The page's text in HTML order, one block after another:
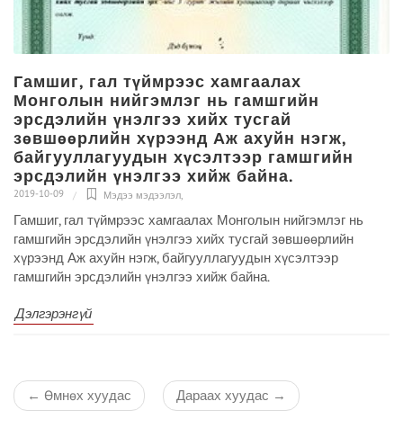
Гамшиг, гал түймрээс хамгаалах
Монголын нийгэмлэг нь гамшгийн
эрсдэлийн үнэлгээ хийх тусгай
зөвшөөрлийн хүрээнд Аж ахуйн нэгж,
байгууллагуудын хүсэлтээр гамшгийн
эрсдэлийн үнэлгээ хийж байна.
2019-10-09 Мэдээ мэдээлэл,
Гамшиг, гал түймрээс хамгаалах Монголын нийгэмлэг нь
гамшгийн эрсдэлийн үнэлгээ хийх тусгай зөвшөөрлийн
хүрээнд Аж ахуйн нэгж, байгууллагуудын хүсэлтээр
гамшгийн эрсдэлийн үнэлгээ хийж байна.
Дэлгэрэнгүй
← Өмнөх хуудас Дараах хуудас →